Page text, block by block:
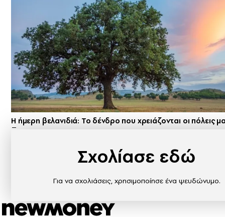
Η ήμερη βελανιδιά: Το δένδρο που χρειάζονται οι πόλεις
Σχολίασε εδώ
Για να σχολιάσεις, χρησιμοποίησε ένα ψευδώνυμο.